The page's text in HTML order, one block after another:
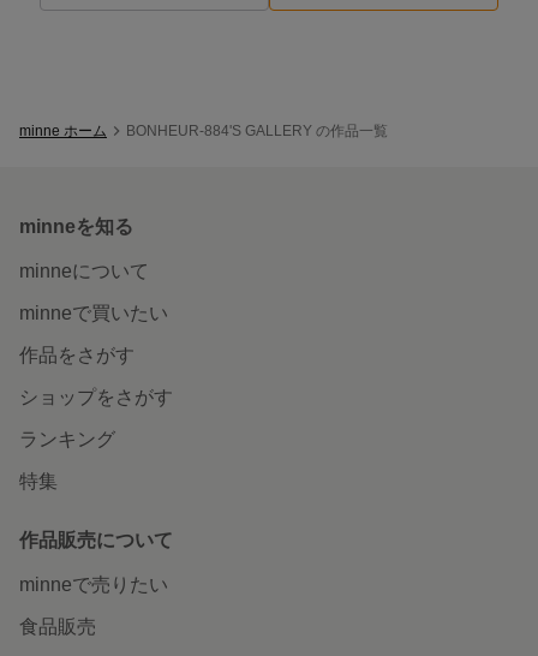
minne ホーム BONHEUR-884'S GALLERY の作品一覧
minneを知る
minneについて
minneで買いたい
作品をさがす
ショップをさがす
ランキング
特集
作品販売について
minneで売りたい
食品販売